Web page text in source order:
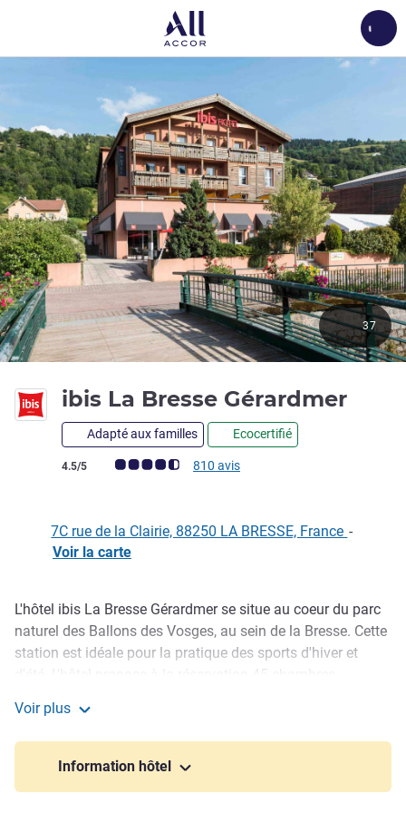
ibis La Bresse Gérardmer
Adapté aux familles Ecocertifié
Note Avis clients (Note ALL)
4.5/5 810 avis
37
7C rue de la Clairie, 88250 LA BRESSE, France -
Voir la carte
Description
L'hôtel ibis La Bresse Gérardmer se situe au coeur du parc
naturel des Ballons des Vosges, au sein de la Bresse. Cette
station est idéale pour la pratique des sports d'hiver et
mobilité réduite, et des salles de réunion. Un restaurant, un
bar, des en-cas 24 h/24, une terrasse, un parking couvert
payant et une borne de recharge pour voitures électriques
Voir plus
Information hôtel